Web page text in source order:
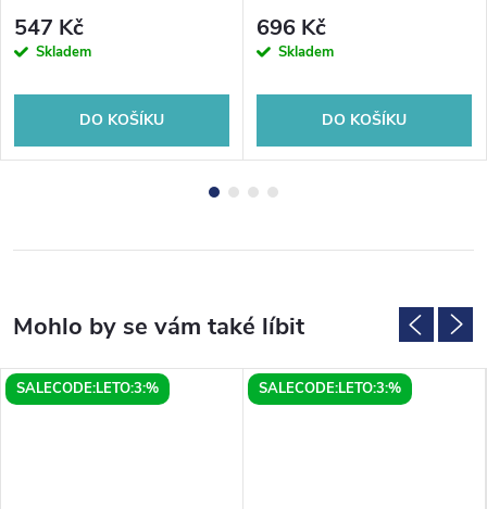
547 Kč
Skladem
DO KOŠÍKU
696 Kč
Skladem
DO KOŠÍKU
SALECODE:LETO:3:% SALECODE:LETO:3:%